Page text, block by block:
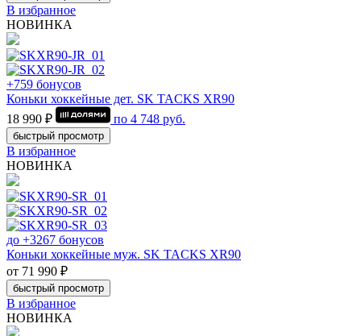
В избранное
НОВИНКА
+759 бонусов
Коньки хоккейные дет. SK TACKS XR90
18 990 ₽
по 4 748 руб.
быстрый просмотр
В избранное
НОВИНКА
до +3267 бонусов
Коньки хоккейные муж. SK TACKS XR90
от 71 990 ₽
быстрый просмотр
В избранное
НОВИНКА